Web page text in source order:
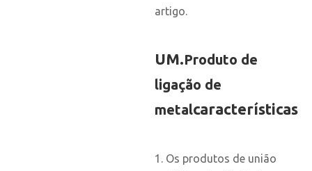
artigo.
UM.Produto de
ligação de
metalcaracterísticas
1. Os produtos de união